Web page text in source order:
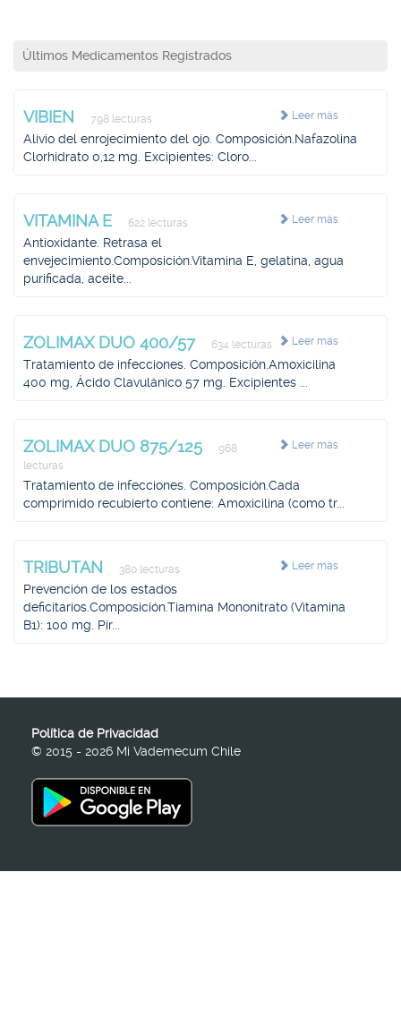
Últimos Medicamentos Registrados
Leer más
VIBIEN 798 lecturas
Alivio del enrojecimiento del ojo. Composición.Nafazolina
Clorhidrato 0,12 mg. Excipientes: Cloro...
Leer más
VITAMINA E 622 lecturas
Antioxidante. Retrasa el
envejecimiento.Composición.Vitamina E, gelatina, agua
purificada, aceite...
Leer más
ZOLIMAX DUO 400/57 634 lecturas
Tratamiento de infecciones. Composición.Amoxicilina
400 mg, Ácido Clavulánico 57 mg. Excipientes ...
Leer más
ZOLIMAX DUO 875/125
968
lecturas
Tratamiento de infecciones. Composición.Cada
comprimido recubierto contiene: Amoxicilina (como tr...
Leer más
TRIBUTAN 380 lecturas
Prevención de los estados
deficitarios.Composición.Tiamina Mononitrato (Vitamina
B1): 100 mg. Pir...
Política de Privacidad
© 2015 - 2026 Mi Vademecum Chile